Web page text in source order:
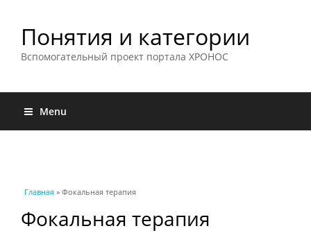
Понятия и категории
Вспомогательный проект портала ХРОНОС
Menu
Вы здесь
Главная » Фокальная терапия
Фокальная терапия